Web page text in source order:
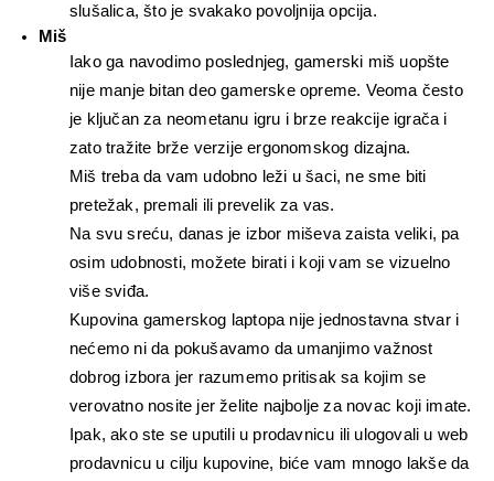
slušalica, što je svakako povoljnija opcija.
Miš
Iako ga navodimo poslednjeg, gamerski miš uopšte
nije manje bitan deo gamerske opreme. Veoma često
je ključan za neometanu igru i brze reakcije igrača i
zato tražite brže verzije ergonomskog dizajna.
Miš treba da vam udobno leži u šaci, ne sme biti
pretežak, premali ili prevelik za vas.
Na svu sreću, danas je izbor miševa zaista veliki, pa
osim udobnosti, možete birati i koji vam se vizuelno
više sviđa.
Kupovina gamerskog laptopa nije jednostavna stvar i
nećemo ni da pokušavamo da umanjimo važnost
dobrog izbora jer razumemo pritisak sa kojim se
verovatno nosite jer želite najbolje za novac koji imate.
Ipak, ako ste se uputili u prodavnicu ili ulogovali u web
prodavnicu u cilju kupovine, biće vam mnogo lakše da